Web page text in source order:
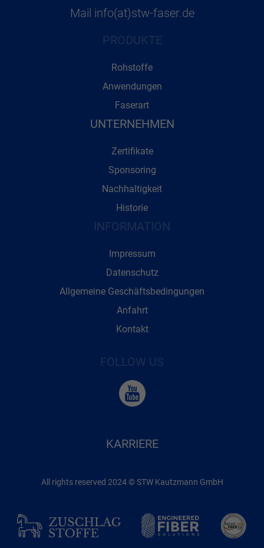
Mail info(at)stw-faser.de
PRODUKTE
Rohstoffe
Anwendungen
Faserart
UNTERNEHMEN
Zertifikate
Sponsoring
Nachhaltigkeit
Historie
INFORMATION
Impressum
Datenschutz
Allgemeine Geschäftsbedingungen
Anfahrt
Kontakt
FOLLOW US
KARRIERE
All rights reserved 2024 © STW Kautzmann GmbH